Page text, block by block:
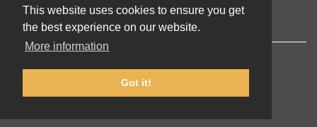
This website uses cookies to ensure you get
the best experience on our website.
More information
Got it!
Kontakt oss
© 2002-2026 lernu.net |Impressum